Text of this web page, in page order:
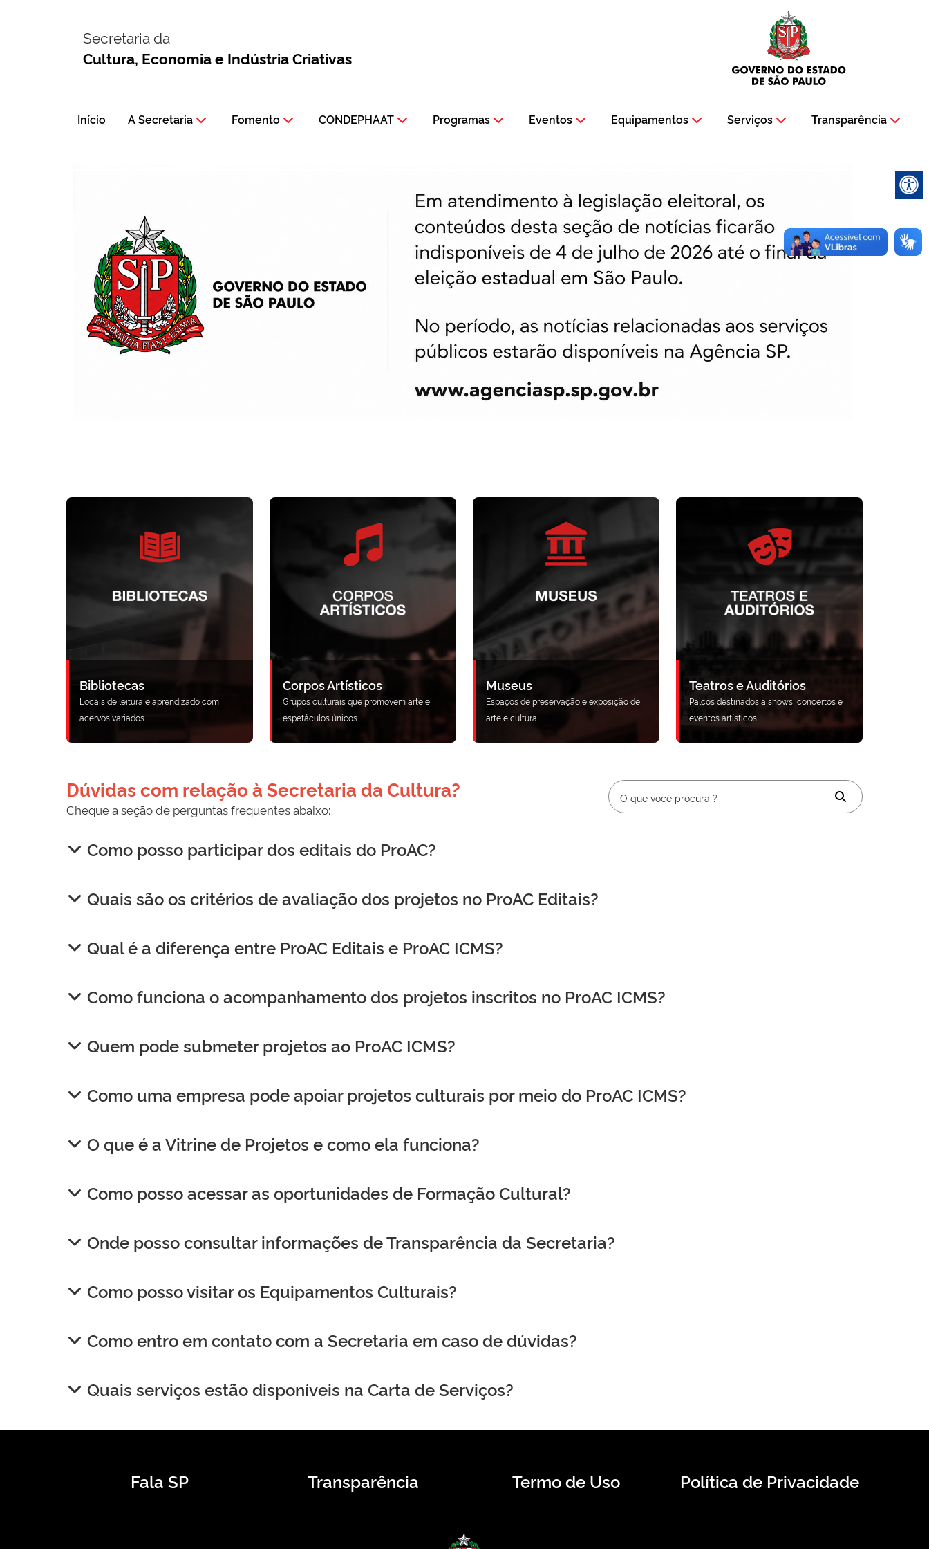
Secretaria da
Cultura, Economia e Indústria Criativas
Início A Secretaria Fomento CONDEPHAAT Programas Eventos Equipamentos Serviços Transparência
Bibliotecas
Locais de leitura e aprendizado com
acervos variados.
Corpos Artísticos
Grupos culturais que promovem arte e
espetáculos únicos.
Museus
Espaços de preservação e exposição de
arte e cultura.
Teatros e Auditórios
Palcos destinados a shows, concertos e
eventos artísticos.
Dúvidas com relação à Secretaria da Cultura?
Cheque a seção de perguntas frequentes abaixo:
Como posso participar dos editais do ProAC?
Quais são os critérios de avaliação dos projetos no ProAC Editais?
Qual é a diferença entre ProAC Editais e ProAC ICMS?
Como funciona o acompanhamento dos projetos inscritos no ProAC ICMS?
Quem pode submeter projetos ao ProAC ICMS?
Como uma empresa pode apoiar projetos culturais por meio do ProAC ICMS?
O que é a Vitrine de Projetos e como ela funciona?
Como posso acessar as oportunidades de Formação Cultural?
Onde posso consultar informações de Transparência da Secretaria?
Como posso visitar os Equipamentos Culturais?
Como entro em contato com a Secretaria em caso de dúvidas?
Quais serviços estão disponíveis na Carta de Serviços?
Fala SP Transparência Termo de Uso Política de Privacidade